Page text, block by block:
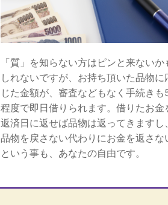
「質」を知らない方はピンと来ないか
しれないですが、お持ち頂いた品物に
じた金額が、審査などもなく手続きも
程度で即日借りられます。借りたお金
返済日に返せば品物は返ってきますし、
品物を戻さない代わりにお金を返さな
という事も、あなたの自由です。